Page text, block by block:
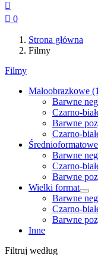

 0
Strona główna
Filmy
Filmy
Małoobrazkowe
Barwne
Czarno-
Barwne
Czarno-
Barwne
Czarno-
Barwne
Wielki format
Barwne
Czarno-
Barwne
Inne
Filtruj według